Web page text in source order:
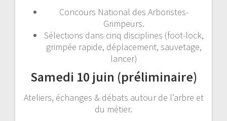
Concours National des Arboristes-
Grimpeurs.
Sélections dans cinq disciplines (foot-lock,
grimpée rapide, déplacement, sauvetage,
lancer)
Samedi 10 juin (préliminaire)
Ateliers, échanges & débats autour de l’arbre et
du métier.